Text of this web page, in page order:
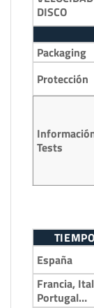
DISCO
Packaging
Protección
Tests
España
Francia,
Portugal…